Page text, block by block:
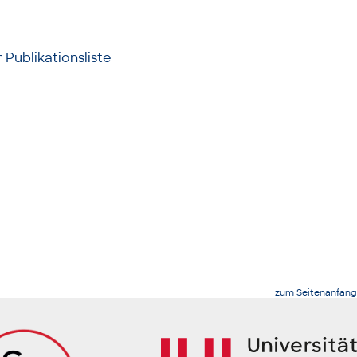
Publikationsliste
zum Seitenanfang